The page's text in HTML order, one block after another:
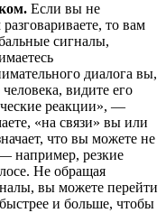
Если вы не
то вам
сигналы,
диалога вы,
видите его
реакции», —
«на связи» вы или
что вы можете не
например, резкие
Не обращая
вы можете перейти
и больше, чтобы